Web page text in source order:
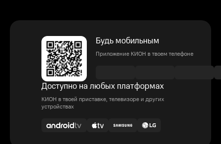
Будь мобильным
Приложение КИОН в твоем телефоне
Доступно на любых платформах
КИОН в твоей приставке, телевизоре и других
устройствах